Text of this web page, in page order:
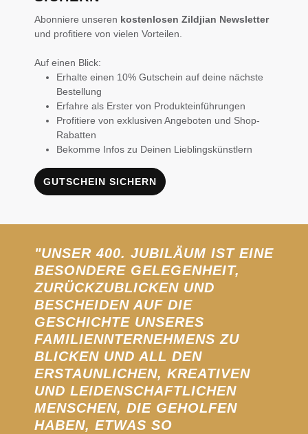
Abonniere unseren kostenlosen Zildjian Newsletter
und profitiere von vielen Vorteilen.
Auf einen Blick:
Erhalte einen 10% Gutschein auf deine nächste
Bestellung
Erfahre als Erster von Produkteinführungen
Profitiere von exklusiven Angeboten und Shop-
Rabatten
Bekomme Infos zu Deinen Lieblingskünstlern
GUTSCHEIN SICHERN
"UNSER 400. JUBILÄUM IST EINE
BESONDERE GELEGENHEIT,
ZURÜCKZUBLICKEN UND
BESCHEIDEN AUF DIE
GESCHICHTE UNSERES
FAMILIENNTERNEHMENS ZU
BLICKEN UND ALL DEN
ERSTAUNLICHEN, KREATIVEN
UND LEIDENSCHAFTLICHEN
MENSCHEN, DIE GEHOLFEN
HABEN, ETWAS SO